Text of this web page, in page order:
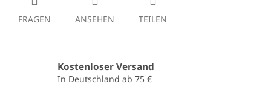
FRAGEN ANSEHEN TEILEN
Kostenloser Versand
In Deutschland ab 75 €